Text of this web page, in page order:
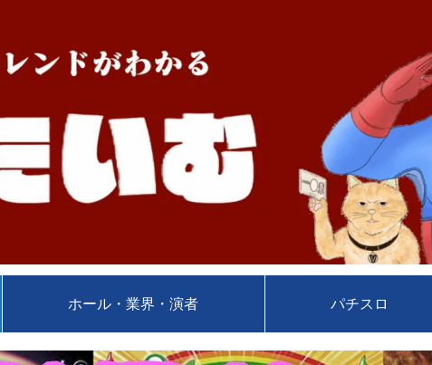
ホール・業界・演者 パチスロ